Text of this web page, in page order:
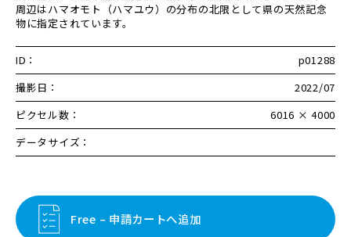
周辺はハマオモト（ハマユウ）の分布の北限として県の天然記念
物に指定されています。
ID：
p01288
撮影日：
2022/07
ピクセル数：
6016 × 4000
データサイズ：
Free – 申請カートへ追加